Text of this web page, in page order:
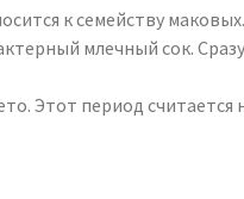
к семейству
млечный сок.
Этот период